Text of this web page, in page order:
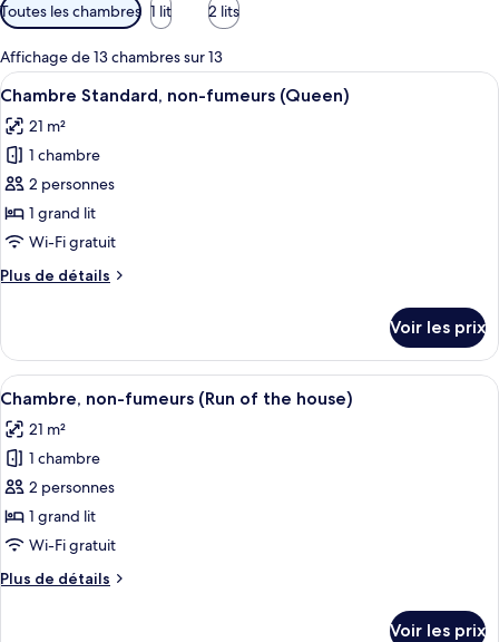
disponibles
pour
les
chambres
Toutes les chambres 1 lit 2 lits
Affichage de 13 chambres sur 13
Afficher
toutes
les
photos
pour
ce
type
chambre :
non-
fumeurs
(Queen)
Une chambre d’hôtel avec un lit, un
4
Chambre Standard, non-fumeurs (Queen)
21 m²
1 chambre
2 personnes
1 grand lit
Wi-Fi gratuit
Plus de détails
Plus
le
type
de
Chambre
Standard,
non-
fumeurs
(Queen)
Voir les prix
Afficher
toutes
les
photos
pour
ce
type
chambre :
Une chambre d’hôtel avec un lit, un
4
Chambre, non-fumeurs (Run of the house)
21 m²
1 chambre
2 personnes
1 grand lit
Wi-Fi gratuit
Plus de détails
Plus
Voir les prix